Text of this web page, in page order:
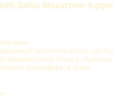
Salsa Махагони
экзотичный пол, как
африканского этноса.
атмосферы в доме.